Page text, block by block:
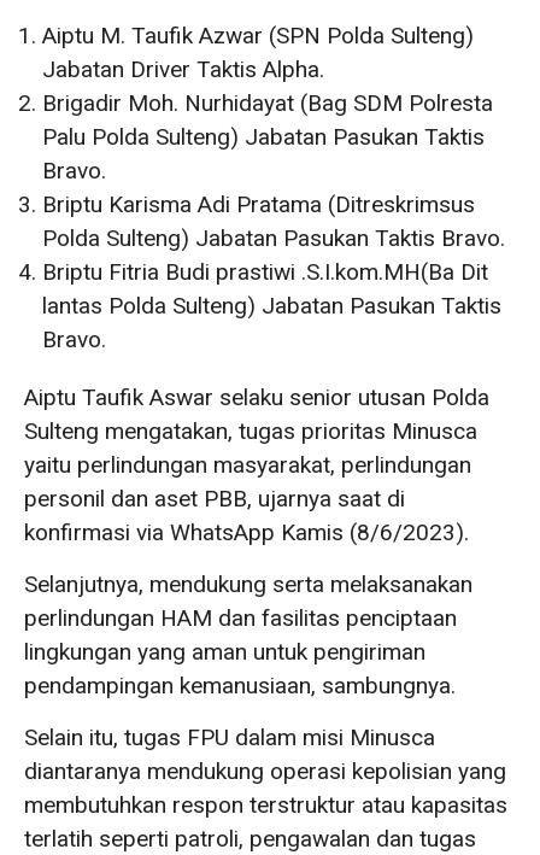
Aiptu M. Taufik Azwar (SPN Polda Sulteng)
Jabatan Driver Taktis Alpha.
Brigadir Moh. Nurhidayat (Bag SDM Polresta
Palu Polda Sulteng) Jabatan Pasukan Taktis
Bravo.
Briptu Karisma Adi Pratama (Ditreskrimsus
Polda Sulteng) Jabatan Pasukan Taktis Bravo.
Briptu Fitria Budi prastiwi .S.I.kom.MH(Ba Dit
lantas Polda Sulteng) Jabatan Pasukan Taktis
Bravo.
Aiptu Taufik Aswar selaku senior utusan Polda
Sulteng mengatakan, tugas prioritas Minusca
yaitu perlindungan masyarakat, perlindungan
personil dan aset PBB, ujarnya saat di
konfirmasi via WhatsApp Kamis (8/6/2023).
Selanjutnya, mendukung serta melaksanakan
perlindungan HAM dan fasilitas penciptaan
lingkungan yang aman untuk pengiriman
pendampingan kemanusiaan, sambungnya.
Selain itu, tugas FPU dalam misi Minusca
diantaranya mendukung operasi kepolisian yang
membutuhkan respon terstruktur atau kapasitas
terlatih seperti patroli, pengawalan dan tugas